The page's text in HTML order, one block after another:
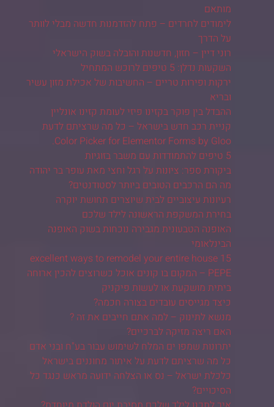
מותאם
לימודים לחרדים – פתח להזדמנות חדשה מבלי לוותר
על הדרך
רוני דיין – חזון, חדשנות והובלה בשוק הישראלי
השקעות נדלן: 5 טיפים לרוכש המתחיל
ירקות ופירות טריים – החשיבות של אכילת מזון עשיר
ובריא
ההבדל בין פוקר בקזינו פיזי לעומת קזינו אונליין
קניית רכב חדש בישראל – כל מה שרציתם לדעת
Color Picker for Elementor Forms by Gloo.
5 טיפים להתמודדות עם משבר בזוגיות
ביקורת ספר: ציונות על רגל וחצי מאת עופר בר יהודה
מה הם הרכבים הטובים ביותר לסטודנטים?
רעיונות עיצוביים לבית שיוצרים תחושת יוקרה
בחירת המשקפת הראשונה לילד שלכם
האופנה הטבעונית מגבירה נוכחות בשוק האופנה
הבינלאומי
15 excellent ways to remodel your entire house
PEPE – המקום בו קונים אוכל כשרוצים להכין ארוחה
ביתית מושקעת או לעשות פיקניק
כיצד מגייסים עובדים בצורה חכמה?
מנשא לתינוק – למה אתם חייבים את זה ?
האם ריצה מזיקה לברכיים?
יתרונות שמפו ים המלח לשימוש עבור בע"ח ובני אדם
כל מה שרציתם לדעת על איתור מחוננים בישראל
כלכלת ישראל – נס או הצלחה ידועה מראש כנגד כל
הסיכויים?